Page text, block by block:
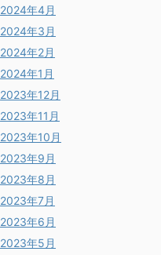
2024年4月
2024年3月
2024年2月
2024年1月
2023年12月
2023年11月
2023年10月
2023年9月
2023年8月
2023年7月
2023年6月
2023年5月